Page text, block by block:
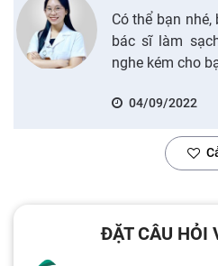
Có thể bạn
bác sĩ làm
nghe kém cho
04/09/2022
ĐẶT CÂU HỎI